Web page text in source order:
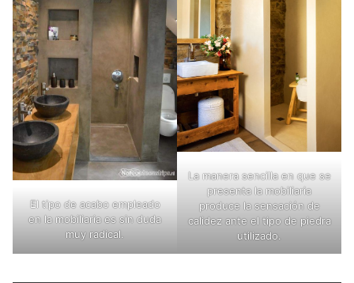
El tipo de acabo empleado
en la mobiliaria es sin duda
muy radical.
La manera sencilla en que se
presenta la mobiliaria
produce la sensación de
calidez ante el tipo de piedra
utilizado.